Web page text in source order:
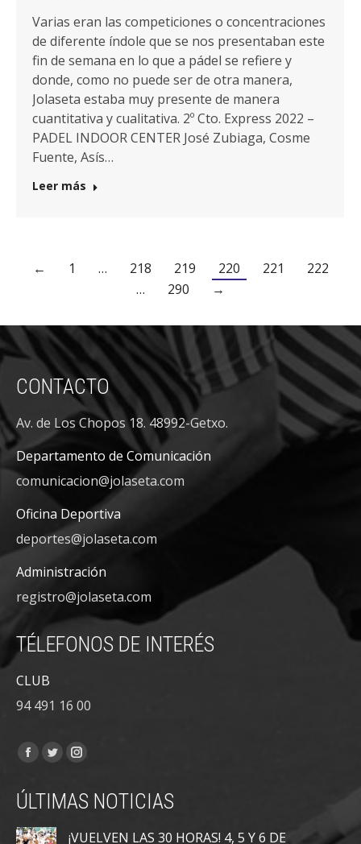
Varias eran las competiciones o concentraciones
de diferente índole que se nos presentaban este
fin de semana en lo que a pádel se refiere y
donde, como no puede ser de otra manera,
Jolaseta estaba muy presente de manera
cuantitativa y cualitativa. 2º Cto. Express 2022 –
PADEL INDOOR CENTER José Zubiaga, Cosme
Fuente, Asís…
Leer más
← 1 … 218 219 220 221
222
…
290 →
CONTACTO
Av. de Los Chopos 18. 48992-Getxo.
Departamento de Comunicación
comunicacion@jolaseta.com
Oficina Deportiva
deportes@jolaseta.com
Administración
registro@jolaseta.com
TÉLEFONOS DE INTERÉS
CLUB
94 491 16 00
Encuéntranos en:
Facebook
opens
in
Twitter
opens
in
Instagram
opens
ÚLTIMAS NOTICIAS
¡VUELVEN LAS 30 HORAS! 4, 5 Y 6 DE